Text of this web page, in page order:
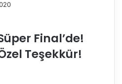
Final’de!
Teşekkür!